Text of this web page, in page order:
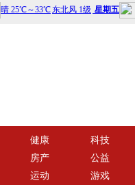
健康 科技
房产 公益
运动 游戏